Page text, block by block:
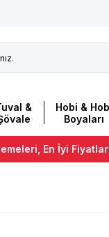
&
Hobi &
Boyaları
En İyi